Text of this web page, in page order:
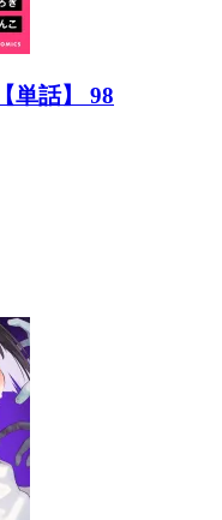
単話】 98